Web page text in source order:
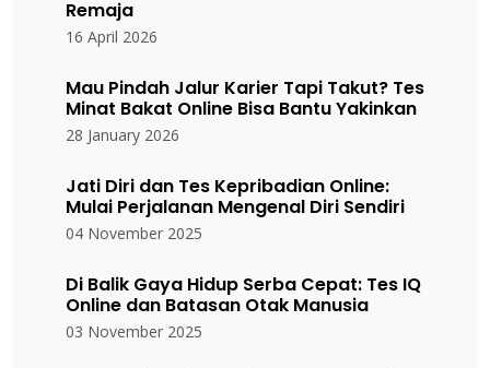
Remaja
16 April 2026
Mau Pindah Jalur Karier Tapi Takut? Tes
Minat Bakat Online Bisa Bantu Yakinkan
28 January 2026
Jati Diri dan Tes Kepribadian Online:
Mulai Perjalanan Mengenal Diri Sendiri
04 November 2025
Di Balik Gaya Hidup Serba Cepat: Tes IQ
Online dan Batasan Otak Manusia
03 November 2025